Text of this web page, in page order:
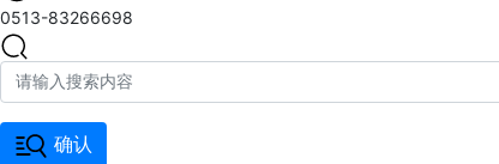
0513-83266698
确认